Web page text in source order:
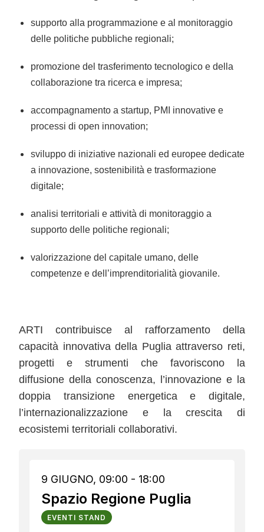
supporto alla programmazione e al monitoraggio
delle politiche pubbliche regionali;
promozione del trasferimento tecnologico e della
collaborazione tra ricerca e impresa;
accompagnamento a startup, PMI innovative e
processi di open innovation;
sviluppo di iniziative nazionali ed europee dedicate
a innovazione, sostenibilità e trasformazione
digitale;
analisi territoriali e attività di monitoraggio a
supporto delle politiche regionali;
valorizzazione del capitale umano, delle
competenze e dell’imprenditorialità giovanile.
ARTI contribuisce al rafforzamento della
capacità innovativa della Puglia attraverso reti,
progetti e strumenti che favoriscono la
diffusione della conoscenza, l’innovazione e la
doppia transizione energetica e digitale,
l’internazionalizzazione e la crescita di
ecosistemi territoriali collaborativi.
9 GIUGNO, 09:00 - 18:00
Spazio Regione Puglia
EVENTI STAND